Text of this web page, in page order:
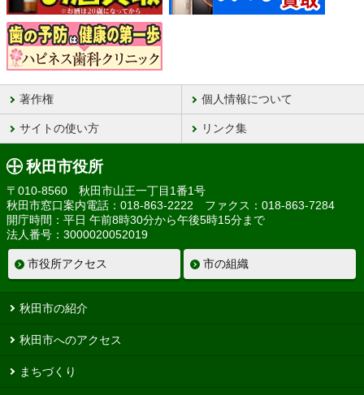
著作権 個人情報について
サイトの使い方 リンク集
秋田市役所
〒010-8560 秋田市山王一丁目1番1号
秋田市窓口案内電話：018-863-2222 ファクス：018-863-7284
開庁時間：平日 午前8時30分から午後5時15分まで
法人番号：3000020052019
市役所アクセス 市の組織
秋田市の紹介
秋田市へのアクセス
まちづくり